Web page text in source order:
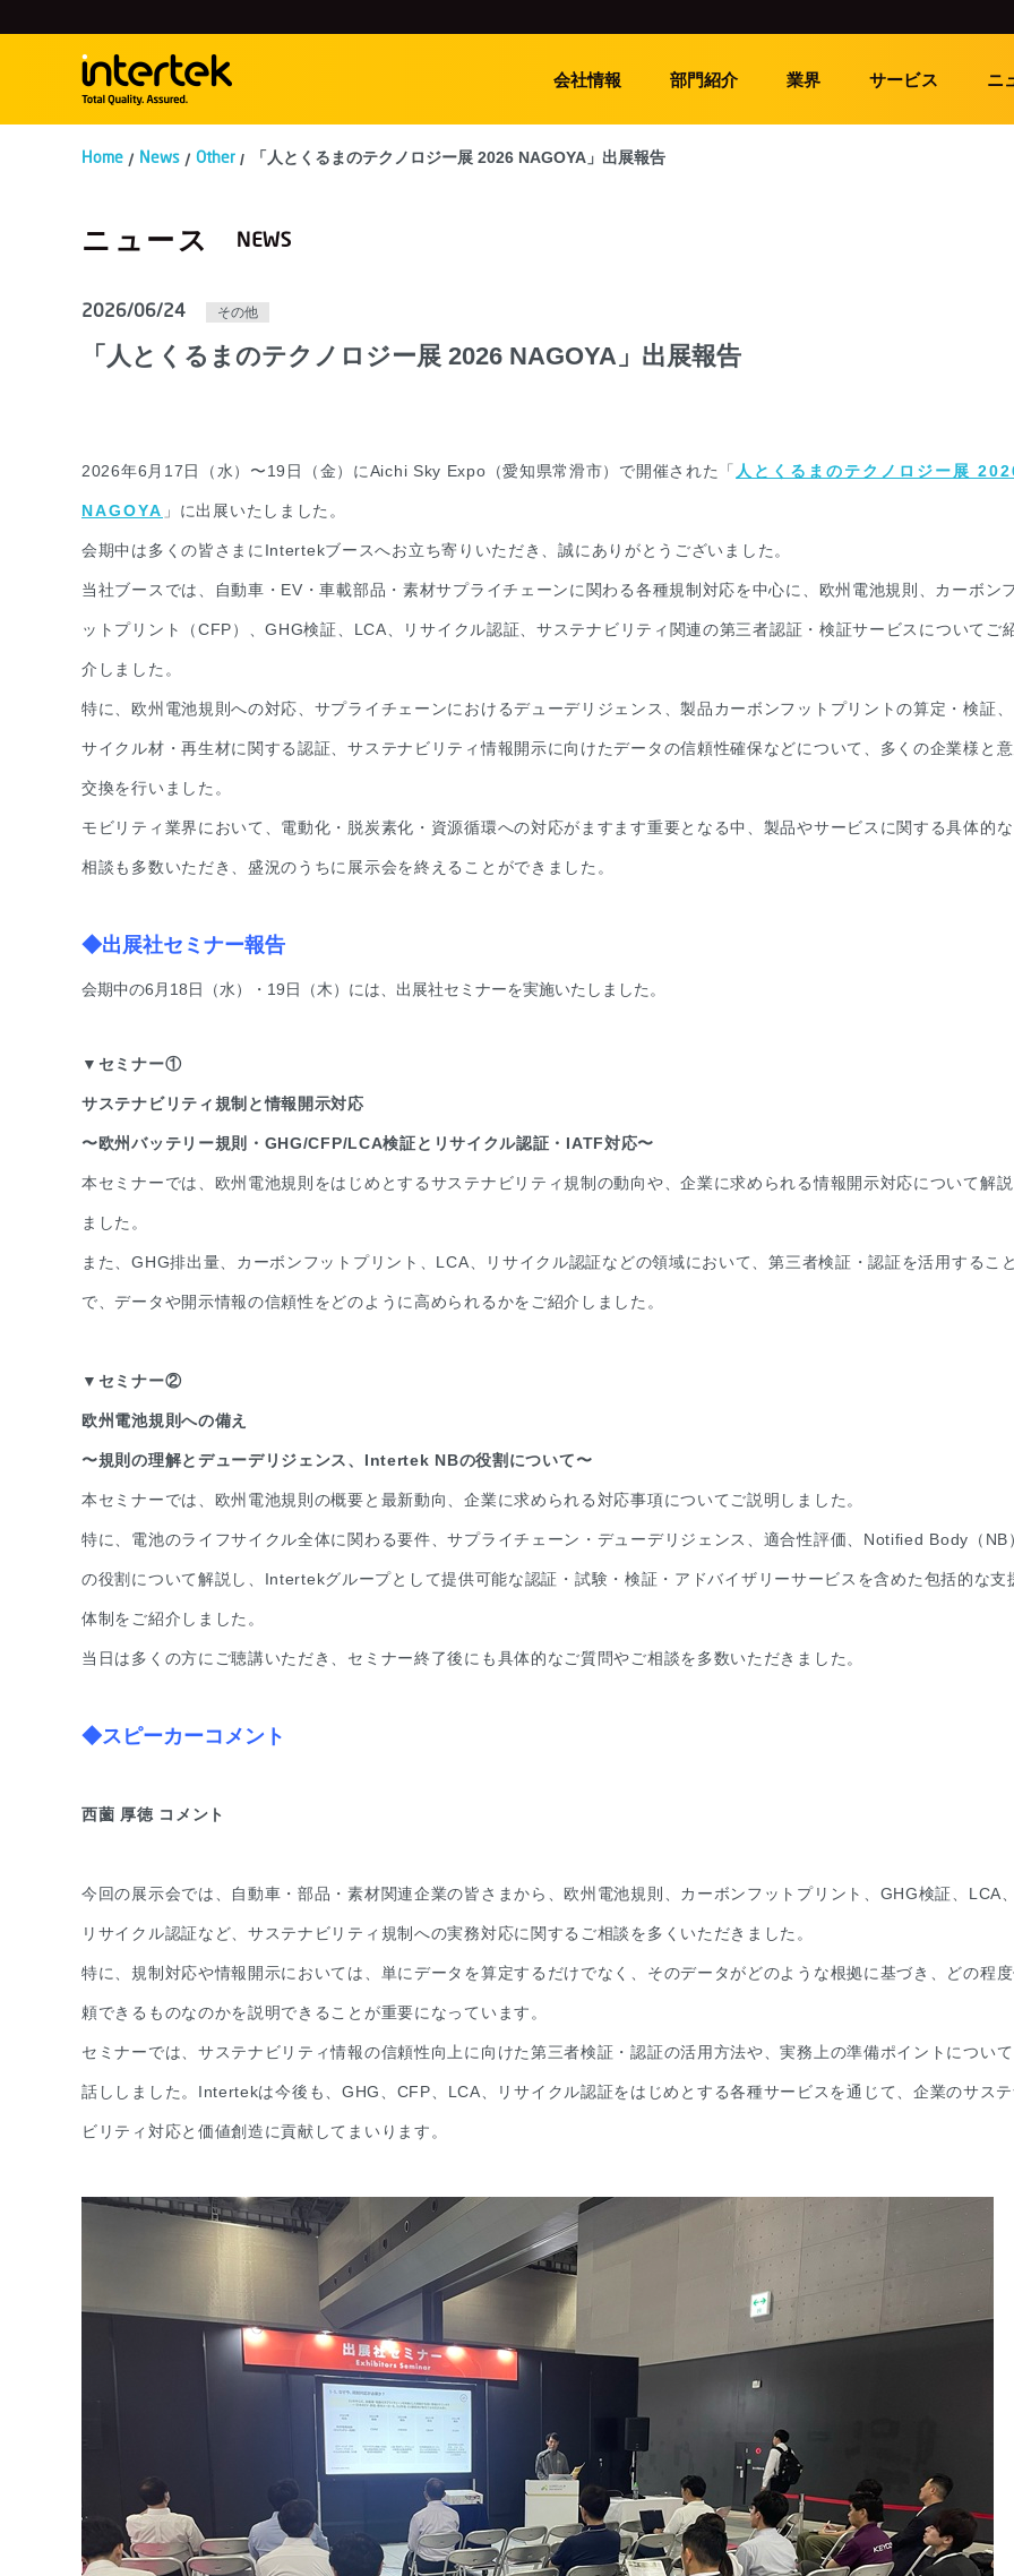
会社情報 部門紹介 業界 サービス ニ
Home News Other 「人とくるまのテクノロジー展 2026 NAGOYA」出展報告
ニュース
2026/06/24 その他
「人とくるまのテクノロジー展 2026 NAGOYA」出展報告
2026年6月17日（水）〜19日（金）にAichi Sky Expo（愛知県常滑市）で開催された「 人とくるまのテクノロジー展
NAGOYA 」に出展いたしました。
会期中は多くの皆さまにIntertekブースへお立ち寄りいただき、誠にありがとうございました。
当社ブースでは、自動車・EV・車載部品・素材サプライチェーンに関わる各種規制対応を中心に、欧州電池規則、カーボン
ットプリント（CFP）、GHG検証、LCA、リサイクル認証、サステナビリティ関連の第三者認証・検証サービスについてご
介しました。
特に、欧州電池規則への対応、サプライチェーンにおけるデューデリジェンス、製品カーボンフットプリントの算定・検証
サイクル材・再生材に関する認証、サステナビリティ情報開示に向けたデータの信頼性確保などについて、多くの企業様と
交換を行いました。
モビリティ業界において、電動化・脱炭素化・資源循環への対応がますます重要となる中、製品やサービスに関する具体的
相談も多数いただき、盛況のうちに展示会を終えることができました。
◆出展社セミナー報告
会期中の6月18日（水）・19日（木）には、出展社セミナーを実施いたしました。
▼セミナー①
サステナビリティ規制と情報開示対応
〜欧州バッテリー規則・GHG/CFP/LCA検証とリサイクル認証・IATF対応〜
本セミナーでは、欧州電池規則をはじめとするサステナビリティ規制の動向や、企業に求められる情報開示対応について解
ました。
また、GHG排出量、カーボンフットプリント、LCA、リサイクル認証などの領域において、第三者検証・認証を活用するこ
で、データや開示情報の信頼性をどのように高められるかをご紹介しました。
▼セミナー②
欧州電池規則への備え
〜規則の理解とデューデリジェンス、Intertek NBの役割について〜
本セミナーでは、欧州電池規則の概要と最新動向、企業に求められる対応事項についてご説明しました。
特に、電池のライフサイクル全体に関わる要件、サプライチェーン・デューデリジェンス、適合性評価、Notified Body（NB
の役割について解説し、Intertekグループとして提供可能な認証・試験・検証・アドバイザリーサービスを含めた包括的な支
体制をご紹介しました。
当日は多くの方にご聴講いただき、セミナー終了後にも具体的なご質問やご相談を多数いただきました。
◆スピーカーコメント
西薗 厚徳 コメント
今回の展示会では、自動車・部品・素材関連企業の皆さまから、欧州電池規則、カーボンフットプリント、GHG検証、LCA
リサイクル認証など、サステナビリティ規制への実務対応に関するご相談を多くいただきました。
特に、規制対応や情報開示においては、単にデータを算定するだけでなく、そのデータがどのような根拠に基づき、どの程
頼できるものなのかを説明できることが重要になっています。
セミナーでは、サステナビリティ情報の信頼性向上に向けた第三者検証・認証の活用方法や、実務上の準備ポイントについ
話ししました。Intertekは今後も、GHG、CFP、LCA、リサイクル認証をはじめとする各種サービスを通じて、企業のサス
ビリティ対応と価値創造に貢献してまいります。